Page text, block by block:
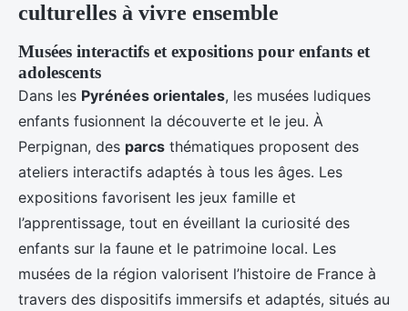
culturelles à vivre ensemble
Musées interactifs et expositions pour enfants et
adolescents
Dans les Pyrénées orientales, les musées ludiques
enfants fusionnent la découverte et le jeu. À
Perpignan, des parcs thématiques proposent des
ateliers interactifs adaptés à tous les âges. Les
expositions favorisent les jeux famille et
l’apprentissage, tout en éveillant la curiosité des
enfants sur la faune et le patrimoine local. Les
musées de la région valorisent l’histoire de France à
travers des dispositifs immersifs et adaptés, situés au